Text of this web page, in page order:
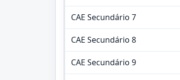
CAE Secundário 7
CAE Secundário 8
CAE Secundário 9